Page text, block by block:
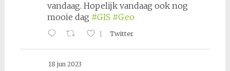
vandaag. Hopelijk vandaag ook nog
mooie dag #GIS #Geo
1 Twitter
18 jun 2023